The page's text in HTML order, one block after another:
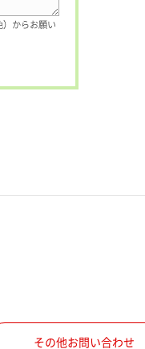
）からお願い
その他お問い合わせ